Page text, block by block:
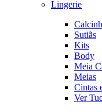
Lingerie
Sutiãs
Kits
Body
Meia
Meias
Cintas
Ver